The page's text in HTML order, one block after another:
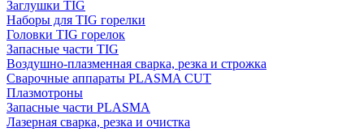
Заглушки TIG
Наборы для TIG горелки
Головки TIG горелок
Запасные части TIG
Воздушно-плазменная сварка, резка и строжка
Сварочные аппараты PLASMA CUT
Плазмотроны
Запасные части PLASMA
Лазерная сварка, резка и очистка